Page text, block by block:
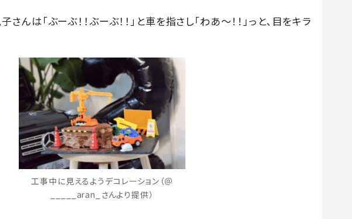
んは「ぶーぶ！！ぶーぶ！！」と車を指さし「わあ〜！！」っと、目をキラ
工事中に見えるようデコレーション（＠
_____aran_さんより提供）